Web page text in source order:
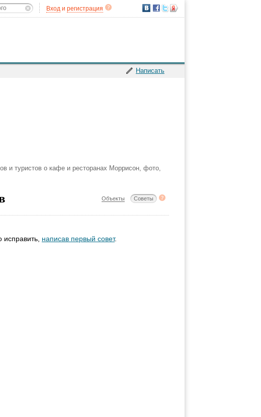
Вход и регистрация
Написать
и туристов о кафе и ресторанах Моррисон, фото,
Объекты Советы
написав первый совет.